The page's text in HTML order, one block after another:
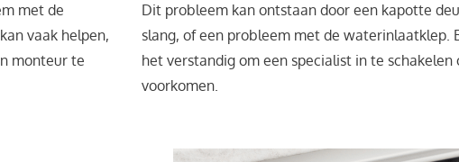
met de
vaak helpen,
monteur te
Dit probleem kan ontstaan door een kapotte
slang, of een probleem met de waterinlaatklep.
het verstandig om een specialist in te schakelen
voorkomen.